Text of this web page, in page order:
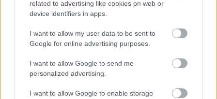
related to advertising like cookies on web or
device identifiers in apps.
I want to allow my user data to be sent to
Google for online advertising purposes.
I want to allow Google to send me
personalized advertising.
I want to allow Google to enable storage
FIS følger dermed samme linje som det
internasjonale skiskytterforbundet (IBU). De
fastslo allerede i august at det er uaktuelt å slippe
til utøvere fra Russland og Belarus.
IBU med blankt nei til russiske og